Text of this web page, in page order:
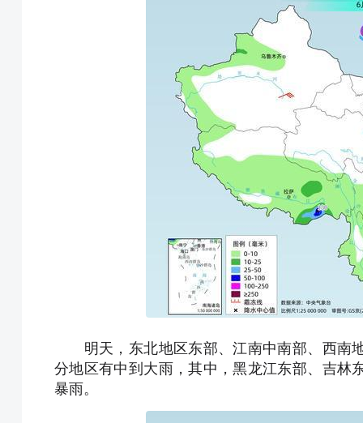
明天，东北地区东部、江南中南部、西南
分地区有中到大雨，其中，黑龙江东部、吉林
暴雨。